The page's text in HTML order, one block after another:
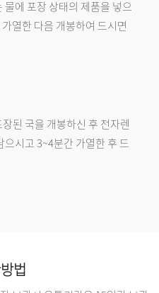
물에 포장 상태의 제품을 넣으
열한 다음 개봉하여 드시면
장된 국을 개봉하신 후 전자렌
으시고 3~4분간 가열한 후 드
법